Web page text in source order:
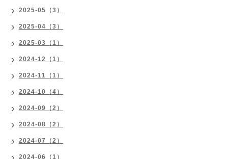
2025-05（3）
2025-04（3）
2025-03（1）
2024-12（1）
2024-11（1）
2024-10（4）
2024-09（2）
2024-08（2）
2024-07（2）
2024-06（1）